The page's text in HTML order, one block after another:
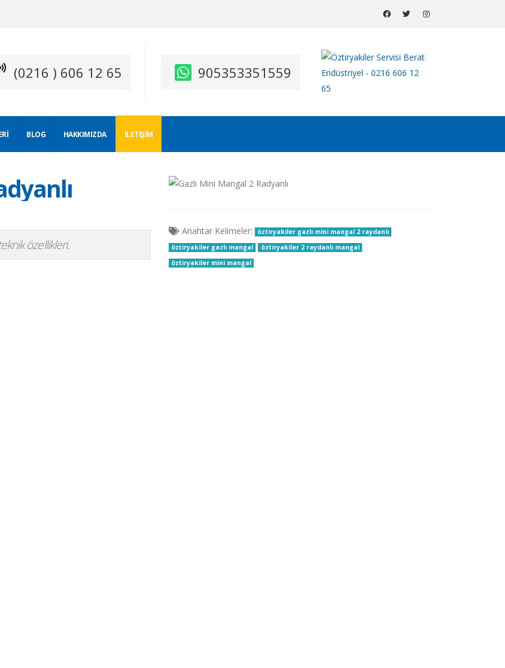
(0216 ) 606 12 65 905353351559
BLOG HAKKIMIZDA İLETIŞIM
özellikleri.
Anahtar Kelimeler:
öztiryakiler gazlı mini mangal 2 raydanlı
öztiryakiler gazlı mangal
öztiryakiler 2 raydanlı mangal
öztiryakiler mini mangal